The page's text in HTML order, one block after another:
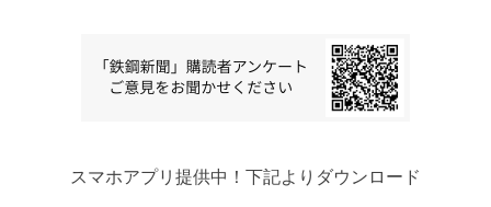
スマホアプリ提供中！下記よりダウンロード